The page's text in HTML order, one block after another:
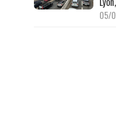
05/